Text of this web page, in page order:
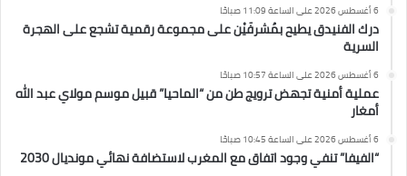
6 أغسطس 2026 على الساعة 11:09 صباحًا
درك الفنيدق يطيح بمُشرفَيْن على مجموعة رقمية تشجع على الهجرة
السرية
6 أغسطس 2026 على الساعة 10:57 صباحًا
عملية أمنية تجهض ترويج طن من “الماحيا” قبيل موسم مولاي عبد الله
أمغار
6 أغسطس 2026 على الساعة 10:45 صباحًا
“الفيفا” تنفي وجود اتفاق مع المغرب لاستضافة نهائي مونديال 2030